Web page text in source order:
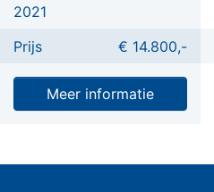
2021
Prijs
€ 14.800,-
Meer informatie